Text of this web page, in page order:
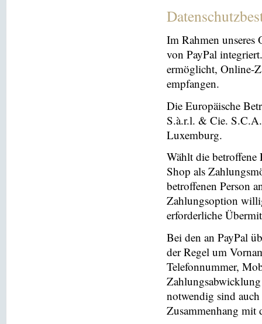
Im Rahmen unseres
von PayPal
ermöglicht, Online-
empfangen.
Die Europäische
S.à.r.l. & Cie.
Luxemburg.
Wählt die betroffene
Shop als
betroffenen Person
Zahlungsoption
erforderliche
Bei den an PayPal
der Regel um
Telefonnummer,
notwendig sind
Zusammenhang mit